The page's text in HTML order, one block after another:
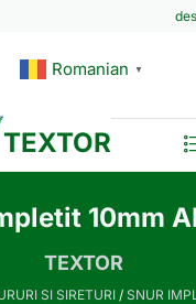
Romanian ▼
TEXTOR
10mm
TEXTOR
SI SIRETURI / SNUR